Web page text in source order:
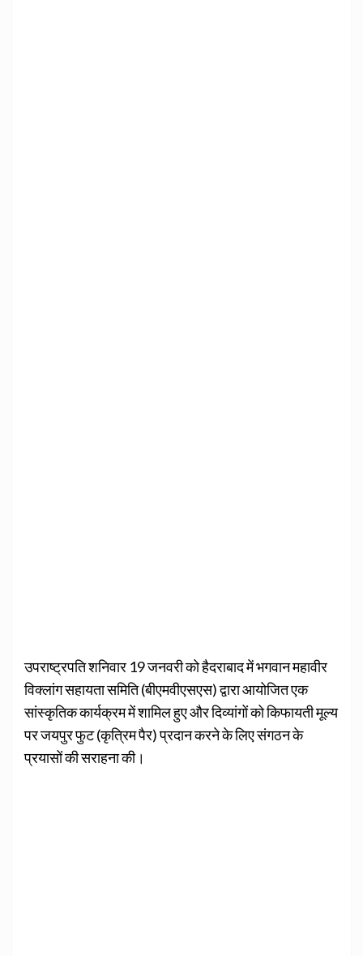
उपराष्ट्रपति शनिवार 19 जनवरी को हैदराबाद में भगवान महावीर
विक्लांग सहायता समिति (बीएमवीएसएस) द्वारा आयोजित एक
सांस्कृतिक कार्यक्रम में शामिल हुए और दिव्यांगों को किफायती मूल्य
पर जयपुर फुट (कृत्रिम पैर) प्रदान करने के लिए संगठन के
प्रयासों की सराहना की।